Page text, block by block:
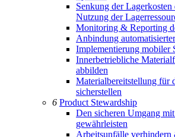
Senkung der
Nutzung der
Monitoring & Reporting
Anbindung
Implementierung mobiler
Innerbetriebliche
abbilden
Materialbereitstellung für
sicherstellen
6 Product Stewardship
Den sicheren Umgang
gewährleisten
Arbeitsunfälle verhindern